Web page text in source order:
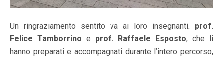
Un ringraziamento sentito va ai loro insegnanti, prof.
Felice Tamborrino e prof. Raffaele Esposto, che li
hanno preparati e accompagnati durante l’intero percorso,